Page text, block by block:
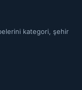
kategori, şehir